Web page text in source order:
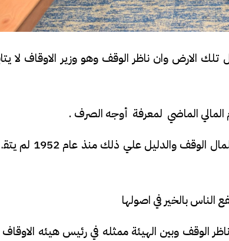
الارض وان ناظر الوقف وهو وزير الاوقاف لا
الماضي لمعرفة أوجه الصرف .
وقال النائب ان الناس أصبحت لاتثق في إدارة الاوقاف للمال الوقف والدليل علي
بالخير في اصولها
الوقف وبين الهيئة ممثله في رئيس هيئه الاوقاف
فيديو